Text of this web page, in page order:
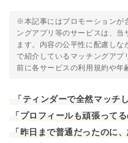
※本記事にはプロモーションが
ングアプリ等のサービスは、
ます。内容の公平性に配慮しな
で紹介しているマッチングアプ
前に各サービスの利用規約や年
「ティンダーで全然マッチ
「プロフィールも頑張って
「昨日まで普通だったのに